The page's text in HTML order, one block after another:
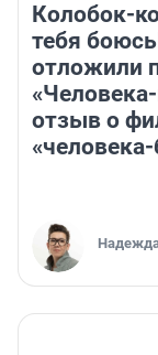
Колобок-
тебя
отложили
отзыв о